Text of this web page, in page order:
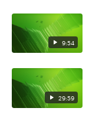
9:54
29:59